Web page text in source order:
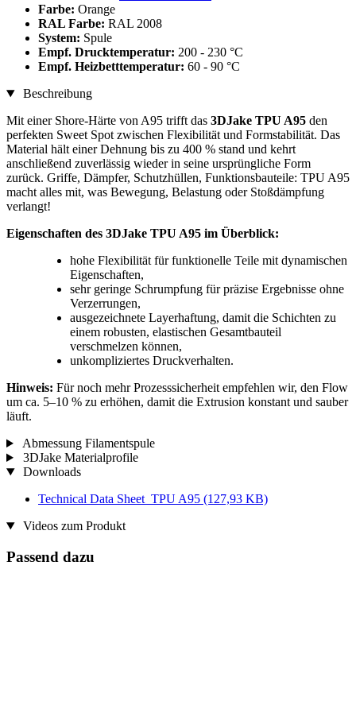
Farbe: Orange
RAL Farbe: RAL 2008
System: Spule
Empf. Drucktemperatur: 200 - 230 °C
Empf. Heizbetttemperatur: 60 - 90 °C
Beschreibung
Mit einer Shore-Härte von A95 trifft das 3DJake TPU A95 den
perfekten Sweet Spot zwischen Flexibilität und Formstabilität. Das
Material hält einer Dehnung bis zu 400 % stand und kehrt
anschließend zuverlässig wieder in seine ursprüngliche Form
zurück. Griffe, Dämpfer, Schutzhüllen, Funktionsbauteile: TPU A95
macht alles mit, was Bewegung, Belastung oder Stoßdämpfung
verlangt!
Eigenschaften des 3DJake TPU A95 im Überblick:
hohe Flexibilität für funktionelle Teile mit dynamischen
Eigenschaften,
sehr geringe Schrumpfung für präzise Ergebnisse ohne
Verzerrungen,
ausgezeichnete Layerhaftung, damit die Schichten zu
einem robusten, elastischen Gesamtbauteil
verschmelzen können,
unkompliziertes Druckverhalten.
Hinweis: Für noch mehr Prozesssicherheit empfehlen wir, den Flow
um ca. 5–10 % zu erhöhen, damit die Extrusion konstant und sauber
läuft.
Abmessung Filamentspule
3DJake Materialprofile
Downloads
Technical Data Sheet_TPU A95 (127,93 KB)
Videos zum Produkt
Passend dazu